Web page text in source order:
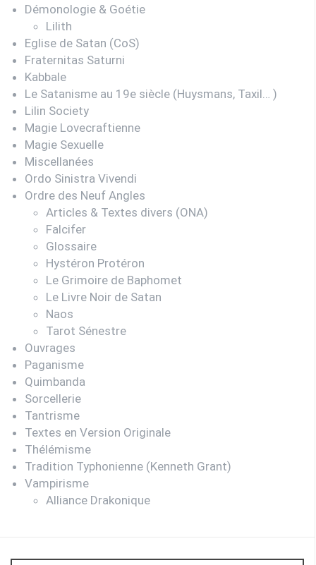
Démonologie & Goétie
Lilith
Eglise de Satan (CoS)
Fraternitas Saturni
Kabbale
Le Satanisme au 19e siècle (Huysmans, Taxil… )
Lilin Society
Magie Lovecraftienne
Magie Sexuelle
Miscellanées
Ordo Sinistra Vivendi
Ordre des Neuf Angles
Articles & Textes divers (ONA)
Falcifer
Glossaire
Hystéron Protéron
Le Grimoire de Baphomet
Le Livre Noir de Satan
Naos
Tarot Sénestre
Ouvrages
Paganisme
Quimbanda
Sorcellerie
Tantrisme
Textes en Version Originale
Thélémisme
Tradition Typhonienne (Kenneth Grant)
Vampirisme
Alliance Drakonique